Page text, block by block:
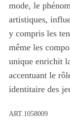
mode, le
artistiques,
y compris les
même les
unique enrichit
accentuant le
identitaire des
ART.1058009